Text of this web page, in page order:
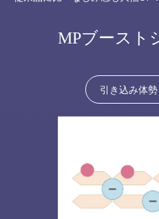
MPブースト
引き込み体